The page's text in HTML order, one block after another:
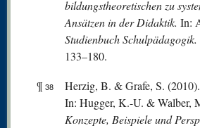
bildungstheoretischen zu
Ansätzen in der Didaktik. In:
Studienbuch Schulpädagogik.
133–180.
¶ 38 Herzig, B. & Grafe, S. (2010).
In: Hugger, K.-U. & Walber,
Konzepte, Beispiele und